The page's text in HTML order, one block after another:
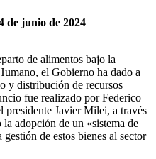
de junio de 2024
de alimentos bajo la
el Gobierno ha dado a
y distribución de recursos
fue realizado por Federico
presidente Javier Milei, a través
la adopción de un «sistema de
de estos bienes al sector